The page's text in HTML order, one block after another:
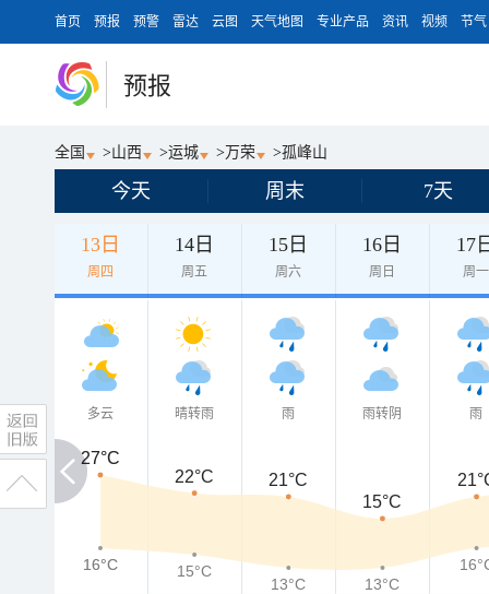
首页 预报 预警 雷达 云图 天气地图 专业产品 资讯 视频 节气
预报
全国 >山西 >运城 > 万荣 >孤峰山
今天 周末 7天
13日
周四
14日
周五
15日
周六
16日
周日
17
周一
多云 晴转雨 雨 雨转阴 雨
27°C
27°C
22°C
21°C
15°C
16°C
16°C 15°C
13°C 13°C